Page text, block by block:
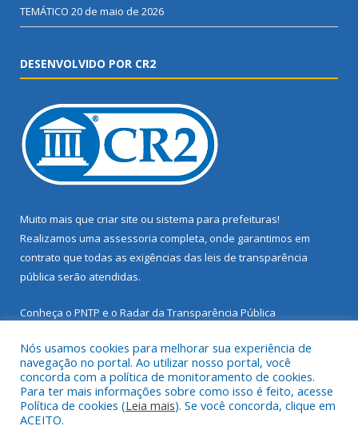
TEMÁTICO 20 de maio de 2026
DESENVOLVIDO POR CR2
Muito mais que criar site ou sistema para prefeituras!
Realizamos uma assessoria completa, onde garantimos em
contrato que todas as exigências das leis de transparência
pública serão atendidas.
Conheça o PNTP e o Radar da Transparência Pública
Todos os direitos reservados a Prefeitura Municipal de Santarém
Novo.
Nós usamos cookies para melhorar sua experiência de
navegação no portal. Ao utilizar nosso portal, você
concorda com a política de monitoramento de cookies.
Para ter mais informações sobre como isso é feito, acesse
Política de cookies (Leia mais). Se você concorda, clique em
ACEITO.